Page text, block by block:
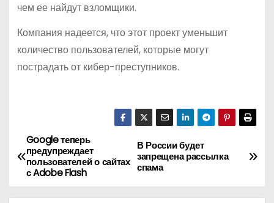
чем ее найдут взломщики.
Компания надеется, что этот проект уменьшит
количество пользователей, которые могут
пострадать от кибер-преступников.
Н
а
в
В России будет
запрещена рассылка
спама
Google теперь
предупреждает
пользователей о сайтах
с Adobe Flash